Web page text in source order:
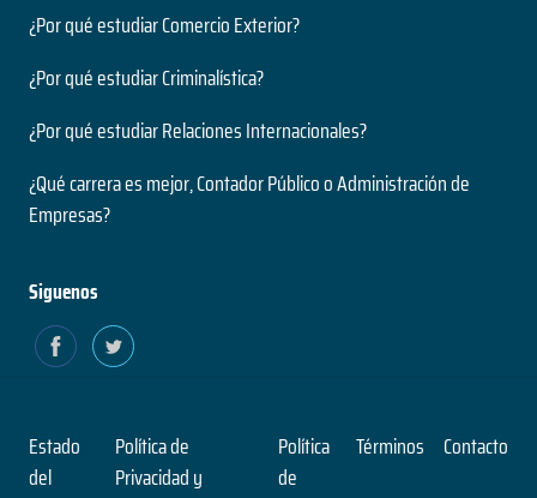
¿Por qué estudiar Comercio Exterior?
¿Por qué estudiar Criminalística?
¿Por qué estudiar Relaciones Internacionales?
¿Qué carrera es mejor, Contador Público o Administración de
Empresas?
Siguenos
Estado
del
Política de
Privacidad y
Política
de
Términos Contacto